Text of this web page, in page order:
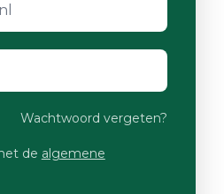
Wachtwoord vergeten?
de algemene